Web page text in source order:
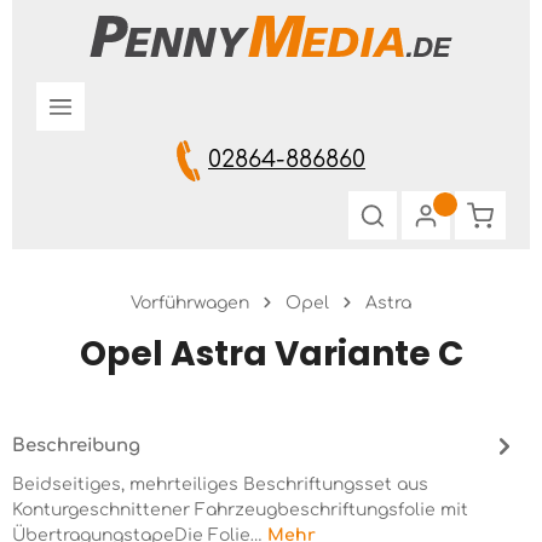
Zum Hauptinhalt springen
02864-886860
Vorführwagen Opel Astra
Opel Astra Variante C
Beschreibung
Beidseitiges, mehrteiliges Beschriftungsset aus
Konturgeschnittener Fahrzeugbeschriftungsfolie mit
ÜbertragungstapeDie Folie… Mehr